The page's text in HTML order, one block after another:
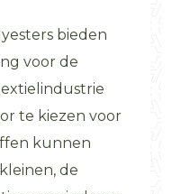
bieden
voor de
te kiezen voor
kunnen
de